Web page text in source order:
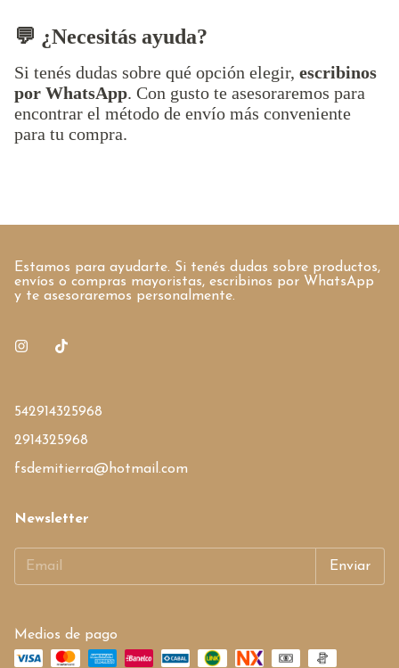
💬 ¿Necesitás ayuda?
Si tenés dudas sobre qué opción elegir, escribinos
por WhatsApp. Con gusto te asesoraremos para
encontrar el método de envío más conveniente
para tu compra.
Estamos para ayudarte. Si tenés dudas sobre productos,
envíos o compras mayoristas, escribinos por WhatsApp
y te asesoraremos personalmente.
542914325968
2914325968
fsdemitierra@hotmail.com
Newsletter
Medios de pago